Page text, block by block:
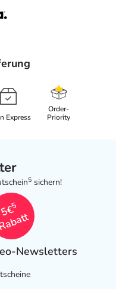
(GPSR)
Express
Order-
Priority
5 sichern!
5€
5
Newsletters